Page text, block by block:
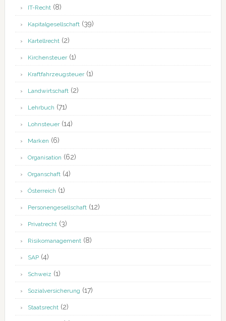
IT-Recht(8)
Kapitalgesellschaft(39)
Kartellrecht(2)
Kirchensteuer(1)
Kraftfahrzeugsteuer(1)
Landwirtschaft(2)
Lehrbuch (71)
Lohnsteuer(14)
Marken (6)
Organisation (62)
Organschaft(4)
Österreich (1)
Personengesellschaft(12)
Privatrecht(3)
Risikomanagement(8)
SAP(4)
Schweiz (1)
Sozialversicherung (17)
Staatsrecht(2)